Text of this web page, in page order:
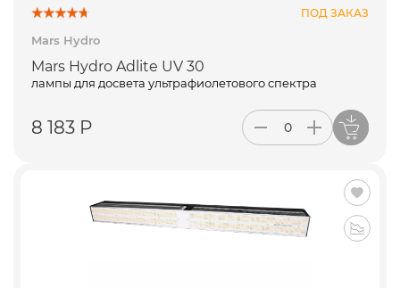
ПОД ЗАКАЗ
Mars Hydro
Mars Hydro Adlite UV 30
лампы для досвета ультрафиолетового спектра
8 183 Р